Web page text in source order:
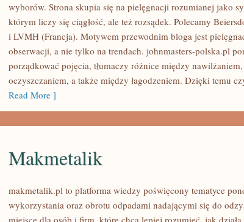
PROCTER
GAMBLE
(P&G)
(USA)
wyborów. Strona skupia się na pielęgnacji rozumianej jako
którym liczy się ciągłość, ale też rozsądek. Polecamy
i LVMH (Francja). Motywem przewodnim bloga jest
obserwacji, a nie tylko na trendach. johnmasters-polska.pl
porządkować pojęcia, tłumaczy różnice między
oczyszczaniem, a także między łagodzeniem. Dzięki temu
Read More ]
Makmetalik
makmetalik.pl to platforma wiedzy poświęcony tematyce
wykorzystania oraz obrotu odpadami nadającymi się do
miejsce dla osób i firm, które chcą lepiej rozumieć, jak działa